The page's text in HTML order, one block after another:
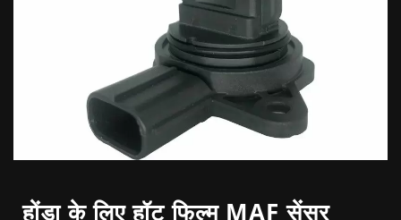
होंडा के लिए हॉट फिल्म MAF सेंसर